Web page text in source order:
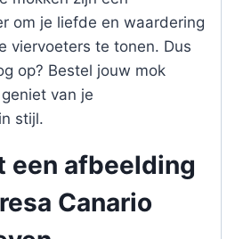
om je liefde en waardering
viervoeters te tonen. Dus
op? Bestel jouw mok
van je
stijl.
een afbeelding
Canario